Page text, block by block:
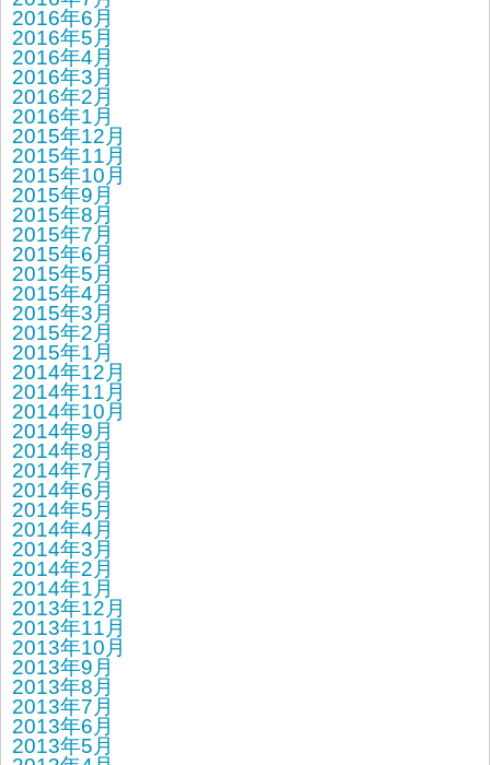
2016年6月
2016年5月
2016年4月
2016年3月
2016年2月
2016年1月
2015年12月
2015年11月
2015年10月
2015年9月
2015年8月
2015年7月
2015年6月
2015年5月
2015年4月
2015年3月
2015年2月
2015年1月
2014年12月
2014年11月
2014年10月
2014年9月
2014年8月
2014年7月
2014年6月
2014年5月
2014年4月
2014年3月
2014年2月
2014年1月
2013年12月
2013年11月
2013年10月
2013年9月
2013年8月
2013年7月
2013年6月
2013年5月